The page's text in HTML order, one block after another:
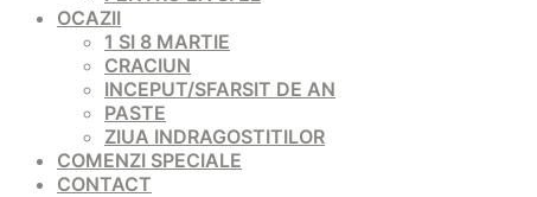
OCAZII
1 SI 8 MARTIE
CRACIUN
INCEPUT/SFARSIT DE AN
PASTE
ZIUA INDRAGOSTITILOR
COMENZI SPECIALE
CONTACT